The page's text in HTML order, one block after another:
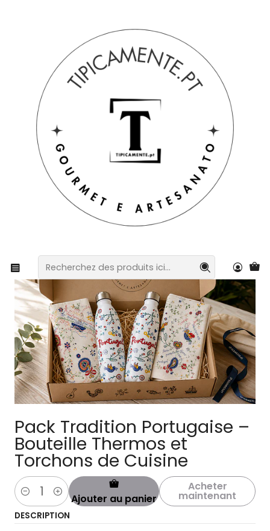
Suggestions de cadeaux Paniers et packs
Pack Tradition Portugaise – Bouteille Thermos et
Torchons de Cuisine
Pack Tradition Portugaise –
Bouteille Thermos et
Torchons de Cuisine
Quantité Ajouter au panier
Acheter
maintenant
DESCRIPTION